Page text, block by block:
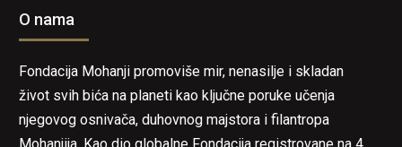
O nama
Fondacija Mohanji promoviše mir, nenasilje i skladan
život svih bića na planeti kao ključne poruke učenja
njegovog osnivača, duhovnog majstora i filantropa